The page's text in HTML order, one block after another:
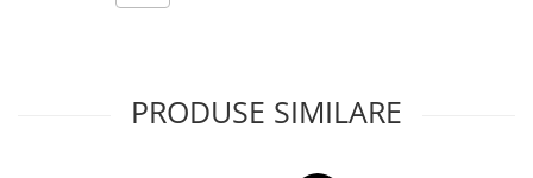
Cartuse cerneala
Imprimante FotoPRODUSE SIMILARE